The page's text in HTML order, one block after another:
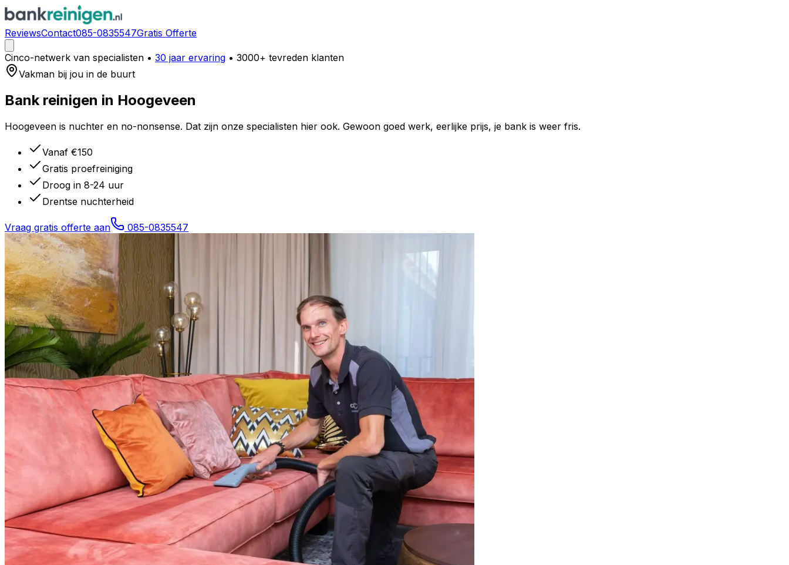
ReviewsContact085-0835547Gratis Offerte
Cinco-netwerk van specialisten • 30 jaar ervaring • 3000+ tevreden klanten
Vakman bij jou in de buurt
Bank reinigen in Hoogeveen
Hoogeveen is nuchter en no-nonsense. Dat zijn onze specialisten hier ook. Gewoon goed werk, eerlijke prijs, je bank is weer fris.
Vanaf €150
Gratis proefreiniging
Droog in 8-24 uur
Drentse nuchterheid
Vraag gratis offerte aan 085-0835547